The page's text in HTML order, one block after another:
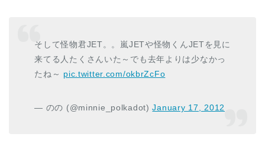
そして怪物君JET。。嵐JETや怪物くんJETを見に
来てる人たくさんいた～でも去年よりは少なかっ
たね～ pic.twitter.com/okbrZcFo
— のの (@minnie_polkadot)January 17, 2012